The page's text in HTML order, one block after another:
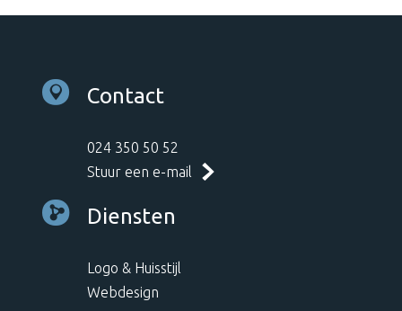
Contact
024 350 50 52
Stuur een e-mail
Diensten
Logo & Huisstijl
Webdesign